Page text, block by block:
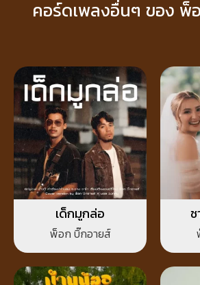
คอร์ดเพลงอื่นๆ ของ พ็
เด็กมูกล่อ
พ็อก บิ๊กอายส์